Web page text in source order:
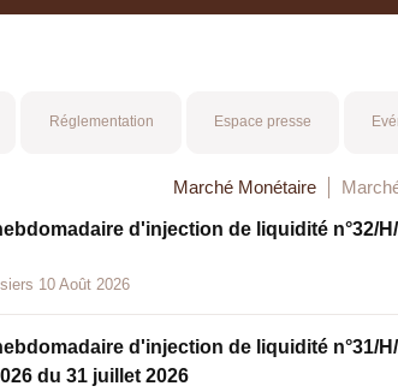
Réglementation Espace presse
Marché Monétaire
d'injection de liquidité n°32/
10 Août 2026
d'injection de liquidité n°31/
du 31 juillet 2026